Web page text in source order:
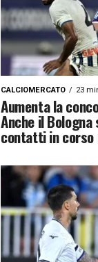
CALCIOMERCATO 23
Aumenta la
Anche il
contatti in corso